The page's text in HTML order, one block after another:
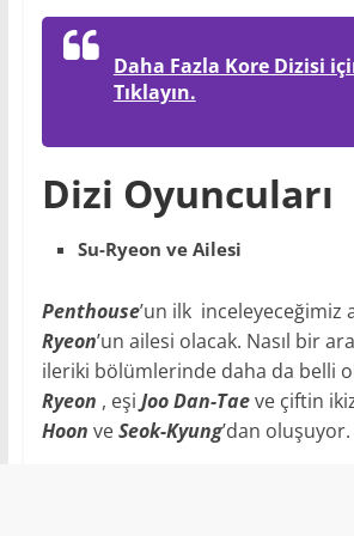
Daha Fazla Kore Dizisi
Tıklayın.
Dizi Oyuncuları
Su-Ryeon ve Ailesi
Penthouse’un ilk inceleyeceğimiz
Ryeon’un ailesi olacak. Nasıl bir
ileriki bölümlerinde daha da belli
Ryeon , eşi Joo Dan-Taeve çiftin
Hoon veSeok-Kyung’dan oluşuyor.